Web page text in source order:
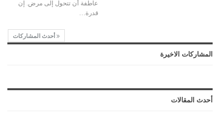
عاطفة أن تتحول إلى مرض. إن
قدرة…
أحدث المشاركات
المشاركات الاخيرة
أحدث المقالات